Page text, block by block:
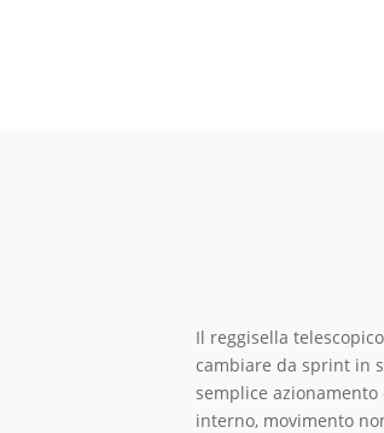
Il reggisella
cambiare da sprint in
semplice azionamento
interno, movimento